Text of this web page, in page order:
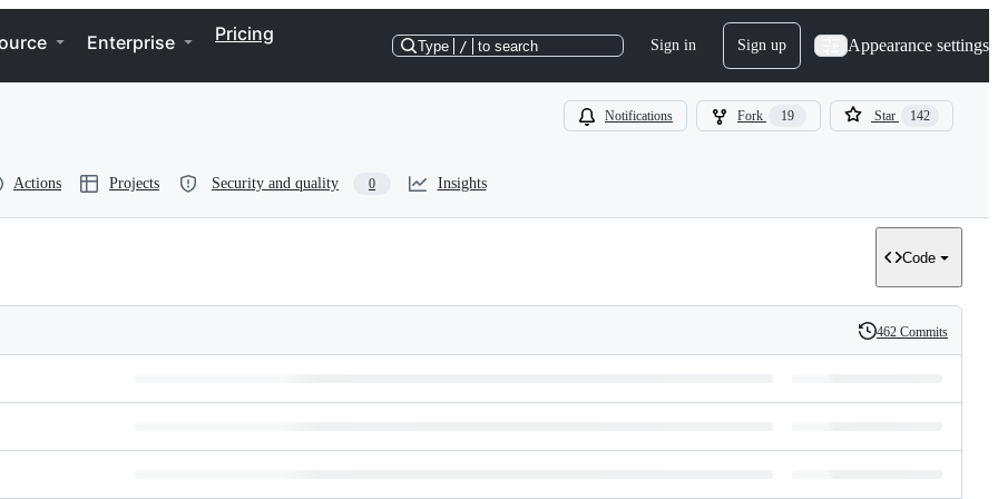
Enterprise Pricing
Type / to search Sign in Sign up Appearance settings
Notifications Fork 19 Star 142
Actions Projects Security and quality 0 Insights
Code
History
462 Commits